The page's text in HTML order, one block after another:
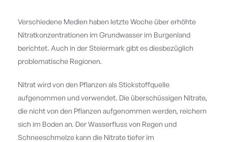
Verschiedene Medien haben letzte Woche über erhöhte
Nitratkonzentrationen im Grundwasser im Burgenland
berichtet. Auch in der Steiermark gibt es diesbezüglich
problematische Regionen.
Nitrat wird von den Pflanzen als Stickstoffquelle
aufgenommen und verwendet. Die überschüssigen Nitrate,
die nicht von den Pflanzen aufgenommen werden, reichern
sich im Boden an. Der Wasserfluss von Regen und
Schneeschmelze kann die Nitrate tiefer im